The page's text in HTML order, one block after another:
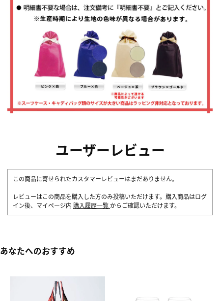
ユーザーレビュー
この商品に寄せられたカスタマーレビューはまだありません。
レビューはこの商品を購入した方のみ投稿いただけます。購入商品はログ
イン後、マイページ内 購入履歴一覧 からご確認いただけます。
あなたへのおすすめ